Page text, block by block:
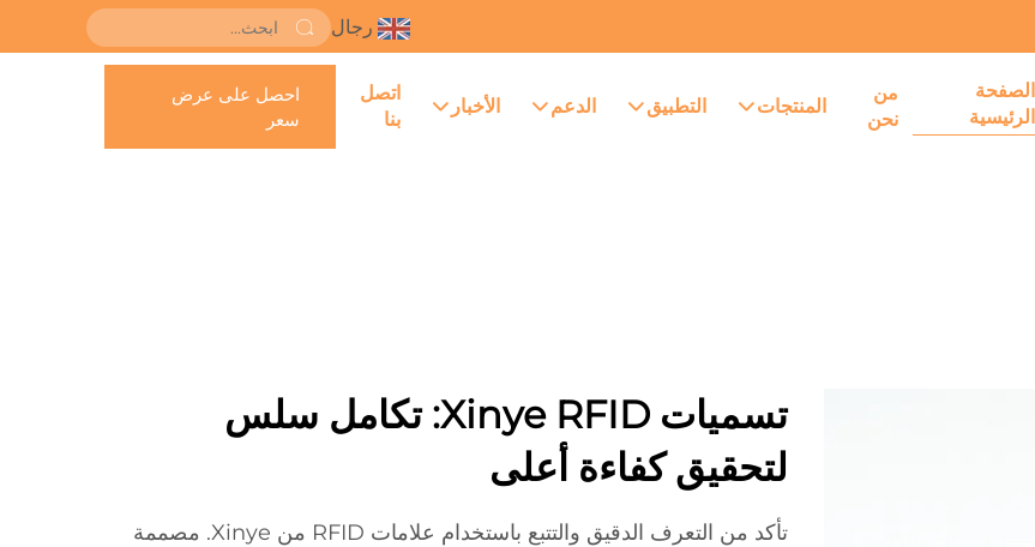
رجال
الصفحة
الرئيسية
من
نحن
المنتجات التطبيق الدعم الأخبار
اتصل
بنا
احصل على عرض
سعر
تسميات Xinye RFID: تكامل سلس
لتحقيق كفاءة أعلى
تأكد من التعرف الدقيق والتتبع باستخدام علامات RFID من Xinye. مصممة